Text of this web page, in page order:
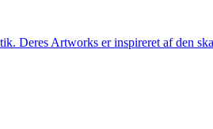
Deres Artworks er inspireret af den